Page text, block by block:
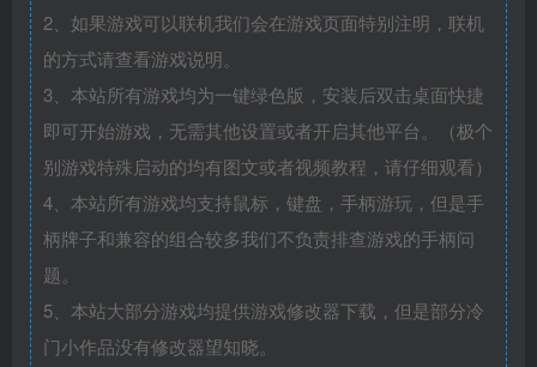
2、如果游戏可以联机我们会在游戏页面特别注明，联机
的方式请查看游戏说明。
3、本站所有游戏均为一键绿色版，安装后双击桌面快捷
即可开始游戏，无需其他设置或者开启其他平台。（极个
别游戏特殊启动的均有图文或者视频教程，请仔细观看）
4、本站所有游戏均支持鼠标，键盘，手柄游玩，但是手
柄牌子和兼容的组合较多我们不负责排查游戏的手柄问
题。
5、本站大部分游戏均提供游戏修改器下载，但是部分冷
门小作品没有修改器望知晓。